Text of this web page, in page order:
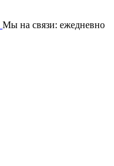
Мы на связи: ежедневно